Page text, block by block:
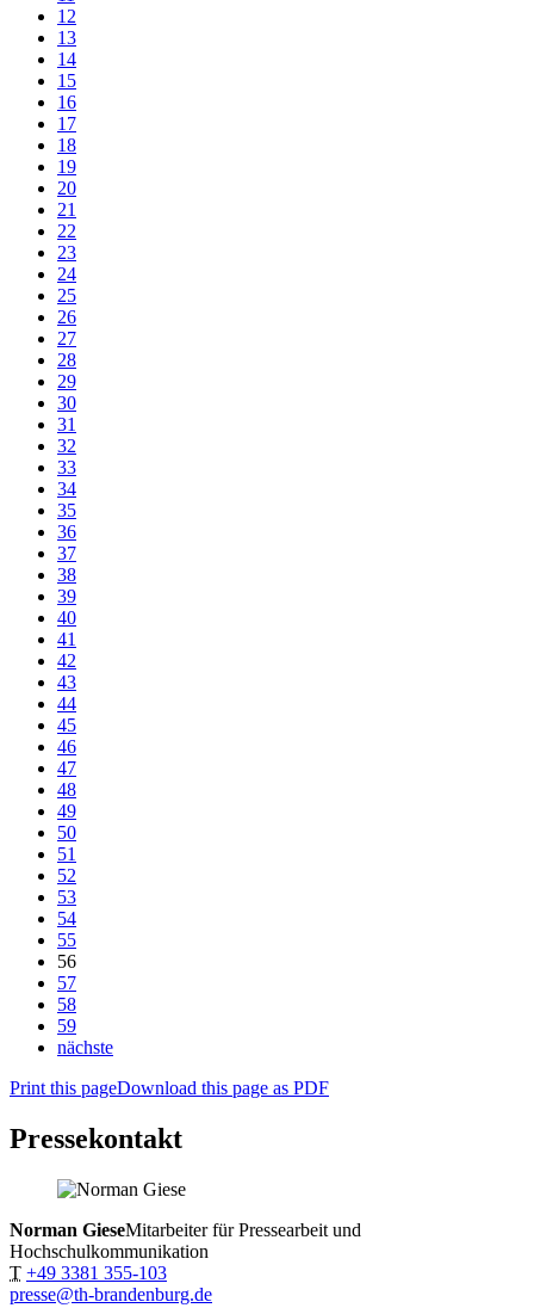
12
13
14
15
16
17
18
19
20
21
22
23
24
25
26
27
28
29
30
31
32
33
34
35
36
37
38
39
40
41
42
43
44
45
46
47
48
49
50
51
52
53
54
55
56
57
58
59
nächste
Print this pageDownload this page as PDF
Pressekontakt
Norman GieseMitarbeiter für Pressearbeit und
Hochschulkommunikation
T +49 3381 355-103
presse@th-brandenburg.de